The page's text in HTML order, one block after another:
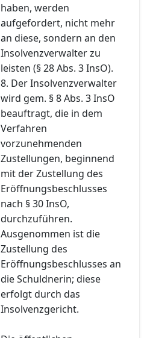
haben, werden
aufgefordert, nicht mehr
an diese, sondern an den
Insolvenzverwalter zu
leisten (§ 28 Abs. 3 InsO).
8. Der Insolvenzverwalter
wird gem. § 8 Abs. 3 InsO
beauftragt, die in dem
Verfahren
vorzunehmenden
Zustellungen, beginnend
mit der Zustellung des
Eröffnungsbeschlusses
nach § 30 InsO,
durchzuführen.
Ausgenommen ist die
Zustellung des
Eröffnungsbeschlusses an
die Schuldnerin; diese
erfolgt durch das
Insolvenzgericht.